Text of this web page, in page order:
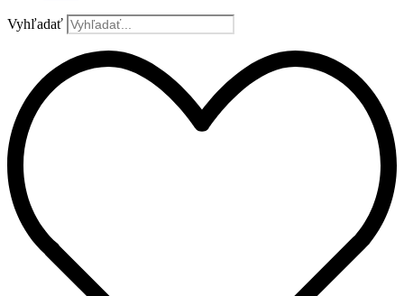
Vyhľadať